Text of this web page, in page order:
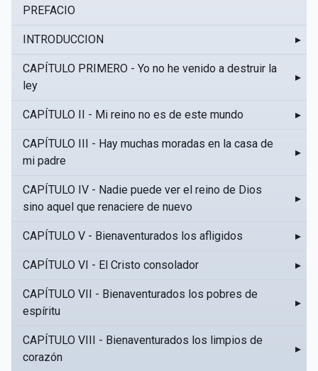
PREFACIO
INTRODUCCION ▸
CAPÍTULO PRIMERO - Yo no he venido a destruir la
ley
▸
CAPÍTULO II - Mi reino no es de este mundo ▸
CAPÍTULO III - Hay muchas moradas en la casa de
mi padre
▸
CAPÍTULO IV - Nadie puede ver el reino de Dios
sino aquel que renaciere de nuevo
▸
CAPÍTULO V - Bienaventurados los afligidos ▸
CAPÍTULO VI - El Cristo consolador ▸
CAPÍTULO VII - Bienaventurados los pobres de
espíritu
▸
CAPÍTULO VIII - Bienaventurados los limpios de
corazón
▸